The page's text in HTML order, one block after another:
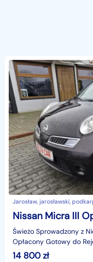
Jarosław, jarosławski,
Świeżo Sprowadzony z
Opłacony Gotowy do
Kupując
14 800zł